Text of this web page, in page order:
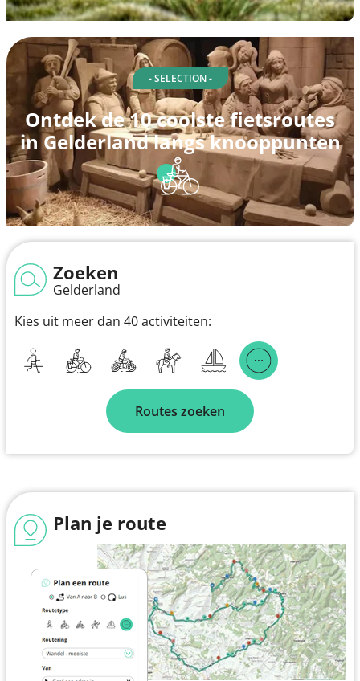
- SELECTION -
Ontdek de 10 coolste fietsroutes
in Gelderland langs knooppunten
Zoeken
Gelderland
Kies uit meer dan 40 activiteiten:
Routes zoeken
Plan je route